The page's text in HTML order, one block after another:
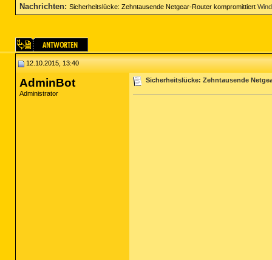
Nachrichten: Sicherheitslücke: Zehntausende Netgear-Router kompromittiert
12.10.2015, 13:40
AdminBot
Administrator
Sicherheitslücke: Zehntausende